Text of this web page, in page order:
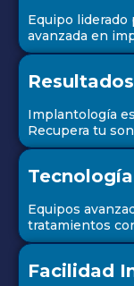
Equipo
avanzada en
Implantología
Recupera tu
Equipos
tratamientos
Facilidad